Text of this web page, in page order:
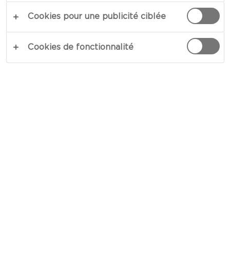
sensations gustatives.
Cookies pour une publicité ciblée
Cookies de fonctionnalité